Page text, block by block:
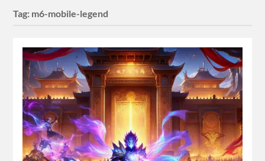
Tag: m6-mobile-legend